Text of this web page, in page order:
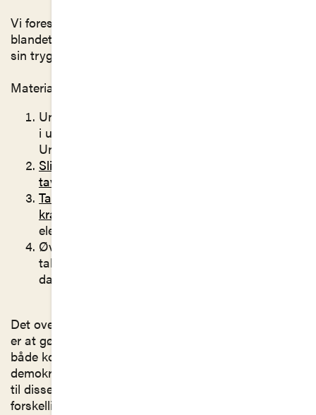
Vi foreslår, at klassen inddeles i grupper (f.eks.
blandet fagligt niveau eller blandet talelyst). Man har
sin trygge talegruppe gennem hele forløbet.
Materialet består af:
Undervisningsbeskrivelsen. De enkelte moduler
i undervisningsforløbet har hver sin underside.
Undervejs er der links til taler og øvelser.
Slides – med teori og stikord til
tavleundervisning
Taleguide med opgavebeskrivelse og formelle
krav til opgaven
eleverne.
Øvelser. En samling af skrive-, lytte- og
taleøvelser, som også kan anvendes bredt i
dansk- eller retorikundervisningen.
Det overordnede formål med undervisningsforløbet
er at gøre eleverne bevidste om deres egen stemme;
både konkret i klasserummet og overført i en
demokratisk kontekst. Desuden kan indholdet kobles
til disse nedslag i danskfagets læreplaner på de
forskellige gymnasiale uddannelser: